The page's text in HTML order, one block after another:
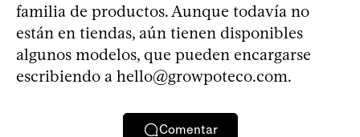
familia de productos. Aunque todavía no
están en tiendas, aún tienen disponibles
algunos modelos, que pueden encargarse
escribiendo a hello@growpoteco.com.
Comentar